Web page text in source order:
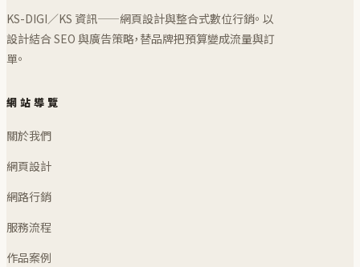
KS-DIGI／KS 資訊——網頁設計與整合式數位行銷。 以
設計結合 SEO 與廣告策略，替品牌把預算變成流量與訂
單。
網站導覽
關於我們
網頁設計
網路行銷
服務流程
作品案例